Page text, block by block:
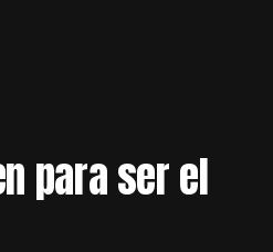
para ser el